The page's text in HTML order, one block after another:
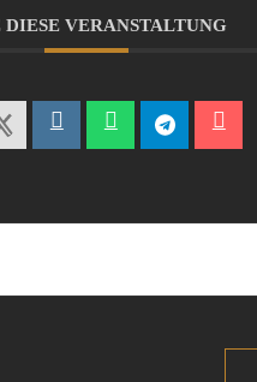
VERANSTALTUNG